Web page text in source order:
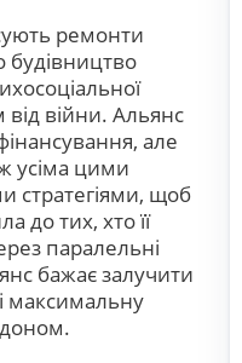
ремонти
будівництво
війни. Альянс
але
усіма цими
стратегіями, щоб
до тих, хто її
паралельні
бажає залучити
максимальну